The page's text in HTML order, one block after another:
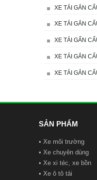
XE TẢI GẮN
XE TẢI GẮN
XE TẢI GẤN
XE TẢI GẮN
XE TẢI GẮN
SẢN PHẨM
• Xe môi trường
• Xe chuyên dùng
• Xe xi téc, xe bồn
• Xe ô tô tải